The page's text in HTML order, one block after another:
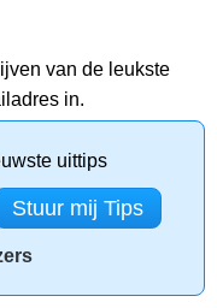
van de leukste
in.
uittips